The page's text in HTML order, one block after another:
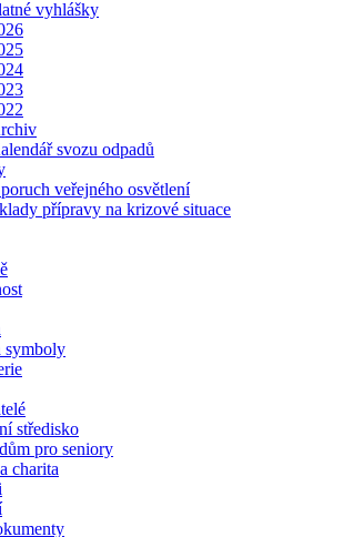
vyhlášky
svozu odpadů
veřejného osvětlení
přípravy na krizové situace
symboly
středisko
pro seniory
charita